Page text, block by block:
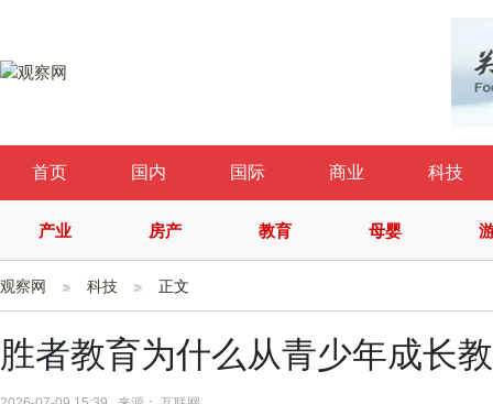
首页 国内 国际 商业 科技
产业 房产 教育 母婴
观察网 科技 正文
胜者教育为什么从青少年成长